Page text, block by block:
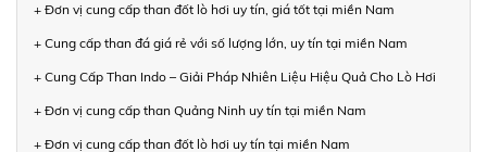
+ Đơn vị cung cấp than đốt lò hơi uy tín, giá tốt tại miền Nam
+ Cung cấp than đá giá rẻ với số lượng lớn, uy tín tại miền Nam
+ Cung Cấp Than Indo – Giải Pháp Nhiên Liệu Hiệu Quả Cho Lò Hơi
+ Đơn vị cung cấp than Quảng Ninh uy tín tại miền Nam
+ Đơn vị cung cấp than đốt lò hơi uy tín tại miền Nam